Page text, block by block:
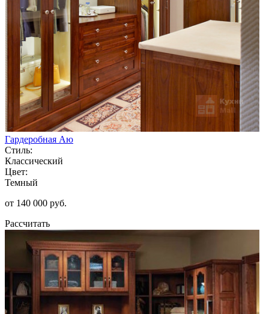
Гардеробная Аю
Стиль:
Классический
Цвет:
Темный
от 140 000 руб.
Рассчитать